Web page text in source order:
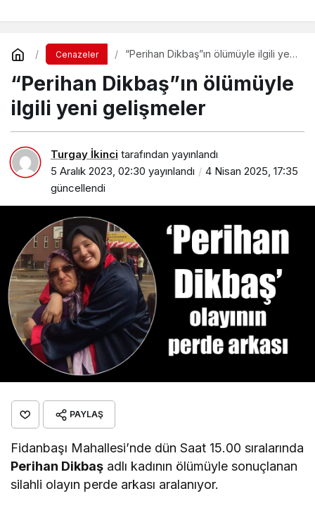
Cenazeler
“Perihan Dikbaş”ın ölümüyle ilgili yeni
“Perihan Dikbaş”ın ölümüyle
ilgili yeni gelişmeler
Turgay İkinci tarafından yayınlandı
5 Aralık 2023, 02:30 yayınlandı
4 Nisan 2025, 17:35
güncellendi
PAYLAŞ
Fidanbaşı Mahallesi’nde dün Saat 15.00 sıralarında
Perihan Dikbaş adlı kadının ölümüyle sonuçlanan
silahli olayın perde arkası aralanıyor.